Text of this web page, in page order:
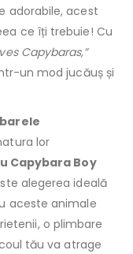
adorabile, acest
ce îți trebuie! Cu
Capybaras,”
un mod jucăuș și
lor
Capybara Boy
alegerea ideală
aceste animale
o plimbare
tău va atrage